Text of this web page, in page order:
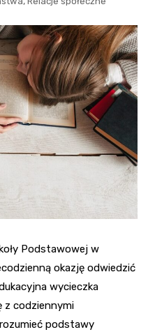
Podstawowej w
okazję odwiedzić
wycieczka
z codziennymi
podstawy